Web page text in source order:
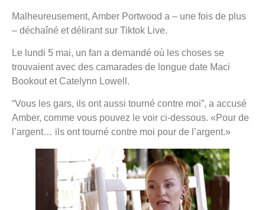
Malheureusement, Amber Portwood a – une fois de plus
– déchaîné et délirant sur Tiktok Live.
Le lundi 5 mai, un fan a demandé où les choses se
trouvaient avec des camarades de longue date Maci
Bookout et Catelynn Lowell.
“Vous les gars, ils ont aussi tourné contre moi”, a accusé
Amber, comme vous pouvez le voir ci-dessous. «Pour de
l’argent… ils ont tourné contre moi pour de l’argent.»